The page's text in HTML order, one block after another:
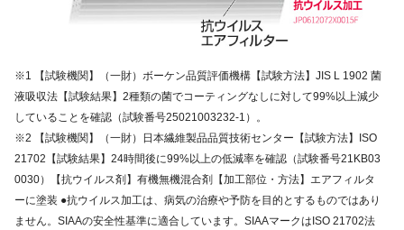
※1 【試験機関】（一財）ボーケン品質評価機構【試験方法】JIS L 1902 菌
液吸収法【試験結果】2種類の菌でコーティングなしに対して99%以上減少
していることを確認（試験番号25021003232-1）。
※2 【試験機関】（一財）日本繊維製品品質技術センター【試験方法】ISO
21702【試験結果】24時間後に99%以上の低減率を確認（試験番号21KB03
0030）【抗ウイルス剤】有機無機混合剤【加工部位・方法】エアフィルタ
ーに塗装 ●抗ウイルス加工は、病気の治療や予防を目的とするものではあり
ません。SIAAの安全性基準に適合しています。SIAAマークはISO 21702法